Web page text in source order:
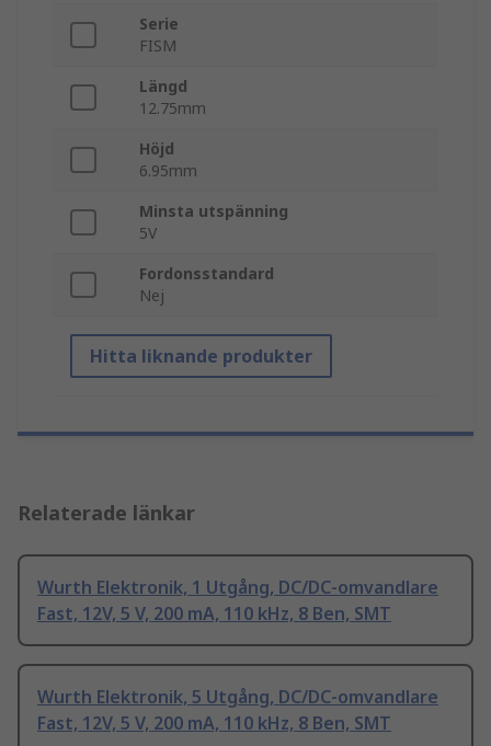
Serie
FISM
Längd
12.75mm
Höjd
6.95mm
Minsta utspänning
5V
Fordonsstandard
Nej
Hitta liknande produkter
Relaterade länkar
Wurth Elektronik, 1 Utgång, DC/DC-omvandlare
Fast, 12V, 5 V, 200 mA, 110 kHz, 8 Ben, SMT
Wurth Elektronik, 5 Utgång, DC/DC-omvandlare
Fast, 12V, 5 V, 200 mA, 110 kHz, 8 Ben, SMT